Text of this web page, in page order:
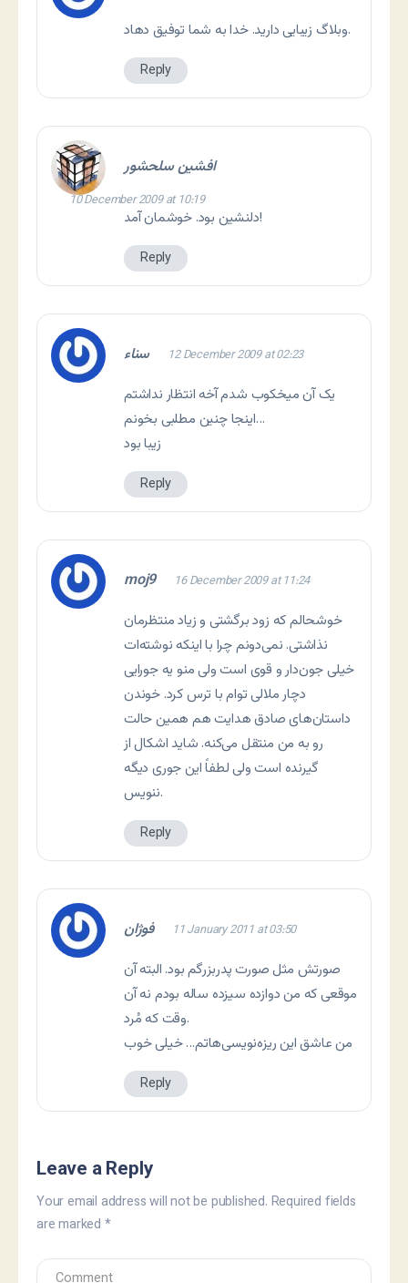
وبلاگ زیبایی دارید. خدا به شما توفیق دهاد.
Reply
افشین سلحشور
10 December 2009 at 10:19
دلنشين بود. خوشمان آمد!
Reply
سناء 12 December 2009 at 02:23
یک آن میخکوب شدم آخه انتظار نداشتم
اینجا چنین مطلبی بخونم…
زیبا بود
Reply
moj9 16 December 2009 at 11:24
خوشحالم که زود برگشتی و زیاد منتظرمان
نذاشتی. نمی‌دونم چرا با اینکه نوشته‌ات
خیلی جون‌دار و قوی است ولی منو یه جورایی
دچار ملالی توام با ترس کرد. خوندن
داستان‌های صادق هدایت هم همین حالت
رو به من منتقل می‌کنه. شاید اشکال از
گیرنده است ولی لطفاً این جوری دیگه
ننویس.
Reply
فوژان 11 January 2011 at 03:50
صورتش مثل صورت پدربزرگم بود. البته آن
موقعی که من دوازده سیزده ساله بودم نه آن
وقت که مُرد.
من عاشق این ریزه‌نویسی‌هاتم… خیلی خوب
Reply
Leave a Reply
Your email address will not be published. Required fields
are marked *